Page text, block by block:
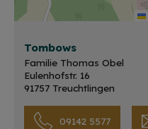
Tombows
Familie Thomas Obel
Eulenhofstr. 16
91757 Treuchtlingen
09142 5577